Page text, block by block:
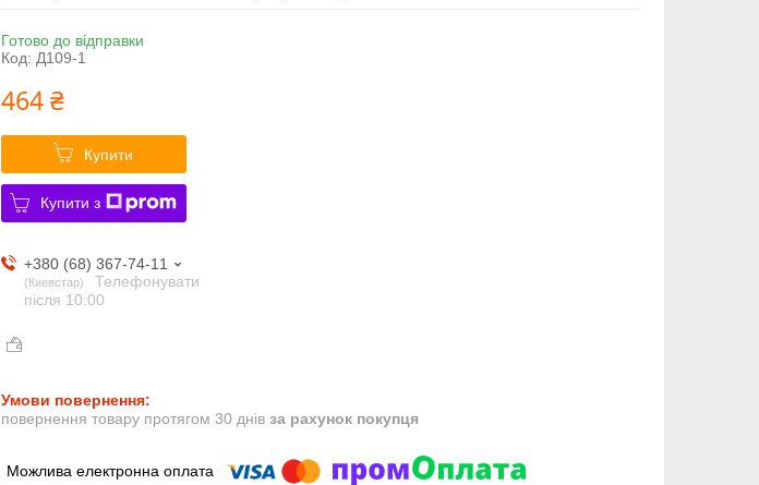
Готово до відправки
Код: Д109-1
464 ₴
Купити
Купити з
+380 (68) 367-74-11
Киевстар
Телефонувати
після 10:00
повернення товару протягом 30 днів за рахунок покупця